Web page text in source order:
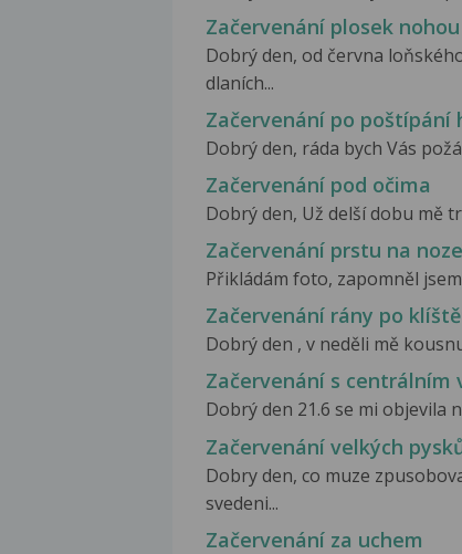
Začervenání plosek
Dobrý den, od června
dlaních...
Začervenání po poštípání
Dobrý den, ráda bych Vás
Začervenání pod očima
Dobrý den, Už delší dobu mě
Začervenání prstu na noze
Přikládám foto, zapomněl
Začervenání rány po
Dobrý den , v neděli mě
Začervenání s centrálním
Dobrý den 21.6 se mi objevila
Začervenání velkých
Dobry den, co muze
svedeni...
Začervenání za uchem